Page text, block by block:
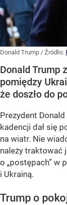
Donald Trump / Źródło:
Donald Trump
pomiędzy
że doszło do
Prezydent
kadencji dał się
na wiatr. Nie
należy traktować
o „postępach” w
i Ukrainą.
Trump o